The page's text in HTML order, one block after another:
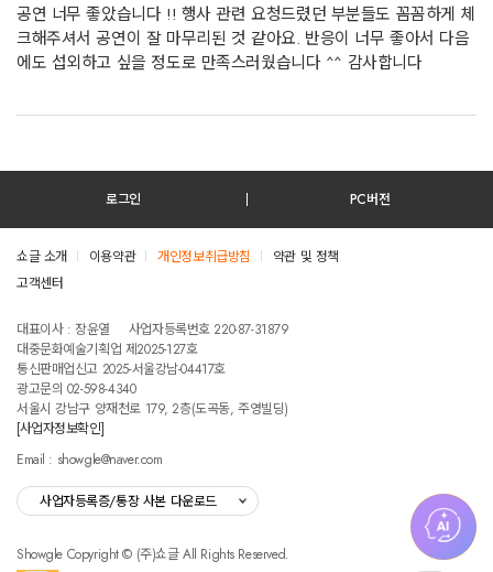
공연 너무 좋았습니다 !! 행사 관련 요청드렸던 부분들도 꼼꼼하게 체
크해주셔서 공연이 잘 마무리된 것 같아요. 반응이 너무 좋아서 다음
에도 섭외하고 싶을 정도로 만족스러웠습니다 ^^ 감사합니다
섭
로그인 PC버전
쇼글 소개 이용약관 개인정보취급방침
약관 및 정책
고객센터
대표이사 : 장윤열
사업자등록번호 220-87-31879
대중문화예술기획업 제2025-127호
통신판매업신고 2025-서울강남-04417호
광고문의 02-598-4340
서울시 강남구 양재천로 179, 2층(도곡동, 주영빌딩)
[사업자정보확인]
Email : showgle@naver.com
사업자등록증/통장 사본 다운로드
Showgle Copyright © (주)쇼글 All Rights Reserved.